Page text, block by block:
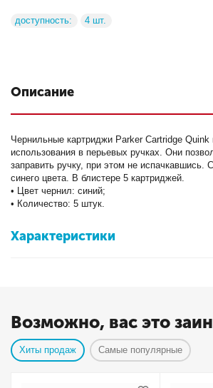
доступность: 4 шт.
Описание
Чернильные картриджи Parker Cartridge
использования в перьевых ручках. Они
заправить ручку, при этом не
синего цвета. В блистере 5 картриджей.
• Цвет чернил: синий;
• Количество: 5 штук.
Характеристики
Возможно, вас это
Хиты продаж Самые популярные